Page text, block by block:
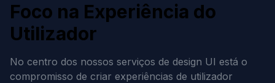
Foco na Experiência do
Utilizador
No centro dos nossos serviços de design UI está o
compromisso de criar experiências de utilizador